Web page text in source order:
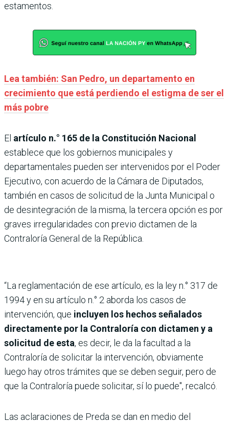
estamentos.
Lea también: San Pedro, un departamento en
crecimiento que está perdiendo el estigma de ser el
más pobre
El artículo n.° 165 de la Constitución Nacional
establece que los gobiernos municipales y
departamentales pueden ser intervenidos por el Poder
Ejecutivo, con acuerdo de la Cámara de Diputados,
también en casos de solicitud de la Junta Municipal o
de desintegración de la misma, la tercera opción es por
graves irregularidades con previo dictamen de la
Contraloría General de la República.
“La reglamentación de ese artículo, es la ley n.° 317 de
1994 y en su artículo n.° 2 aborda los casos de
intervención, que incluyen los hechos señalados
directamente por la Contraloría con dictamen y a
solicitud de esta, es decir, le da la facultad a la
Contraloría de solicitar la intervención, obviamente
luego hay otros trámites que se deben seguir, pero de
que la Contraloría puede solicitar, sí lo puede", recalcó.
Las aclaraciones de Preda se dan en medio del